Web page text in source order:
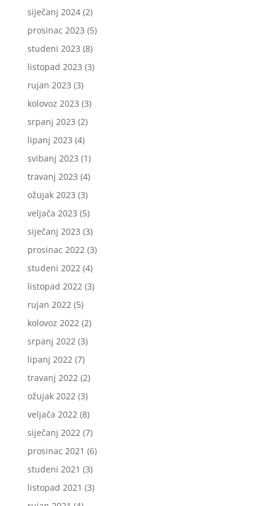
siječanj 2024(2)
prosinac 2023 (5)
studeni 2023 (8)
listopad 2023 (3)
rujan 2023 (3)
kolovoz 2023 (3)
srpanj 2023 (2)
lipanj 2023 (4)
svibanj 2023 (1)
travanj 2023 (4)
ožujak 2023 (3)
veljača 2023 (5)
siječanj 2023 (3)
prosinac 2022(3)
studeni 2022(4)
listopad 2022(3)
rujan 2022(5)
kolovoz 2022(2)
srpanj 2022(3)
lipanj 2022(7)
travanj 2022(2)
ožujak 2022(3)
veljača 2022(8)
siječanj 2022(7)
prosinac 2021 (6)
studeni 2021 (3)
listopad 2021 (3)